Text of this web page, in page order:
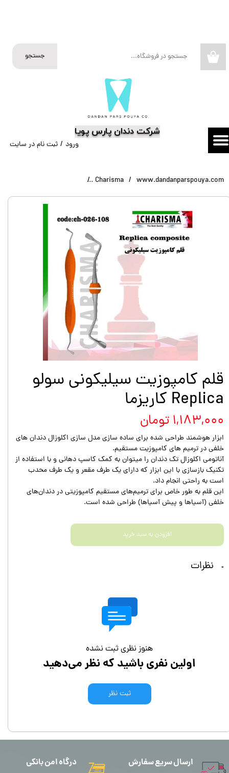
​شرکت دندان پارس پویا
جستجو
ورود / ثبت نام در سایت
تغییر گذر واژه
سفارشات
www.dandanparspouya.com
Charisma
قلم کامپوزیت سیلیکونی سولو
Replica کاریزما
۱,۱۸۳,۰۰۰ تومان
ابزار هوشمند طراحی شده برای ساده سازی مدل سازی اکلوزال دندان های
خلفی در ترمیم های کامپوزیت مستقیم.
آناتومی اکلوزال تک دندان را میتوان به کمک کاسپ دهانی و با استفاده از
تکنیک بازسازی با این ابزار که دارای یک طرف مقعر و یک طرف محدب
است به راحتی انجام داد.
این قلم به طور خاص برای ترمیم‌های مستقیم کامپوزیتی در دندان‌های
خلفی (آسیاها و پیش آسیاها) طراحی شده است.
افزودن به سبد خرید
نظرات
هنوز نظری ثبت نشده
اولین نفری باشید که نظر می‌دهید
ثبت نظر
ارسال سریع سفارش درگاه امن بانکی